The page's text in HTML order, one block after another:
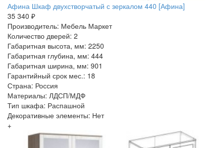
Афина Шкаф двухстворчатый с зеркалом 440 [Афина]
35 340 ₽
Производитель: Мебель Маркет
Количество дверей: 2
Габаритная высота, мм: 2250
Габаритная глубина, мм: 444
Габаритная ширина, мм: 901
Гарантийный срок мес.: 18
Страна: Россия
Материалы: ЛДСП/МДФ
Тип шкафа: Распашной
Декоративные элементы: Нет
+